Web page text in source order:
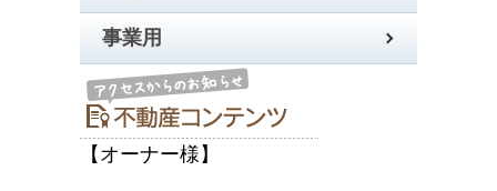
事業用
【オーナー様】